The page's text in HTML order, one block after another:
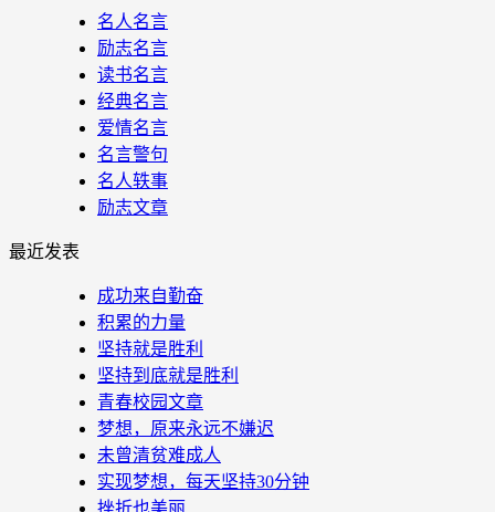
名人名言
励志名言
读书名言
经典名言
爱情名言
名言警句
名人轶事
励志文章
最近发表
成功来自勤奋
积累的力量
坚持就是胜利
坚持到底就是胜利
青春校园文章
梦想，原来永远不嫌迟
未曾清贫难成人
实现梦想，每天坚持30分钟
挫折也美丽